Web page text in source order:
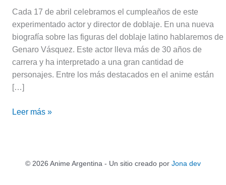
Cada 17 de abril celebramos el cumpleaños de este
experimentado actor y director de doblaje. En una nueva
biografía sobre las figuras del doblaje latino hablaremos de
Genaro Vásquez. Este actor lleva más de 30 años de
carrera y ha interpretado a una gran cantidad de
personajes. Entre los más destacados en el anime están
[…]
Leer más »
© 2026 Anime Argentina - Un sitio creado por Jona dev